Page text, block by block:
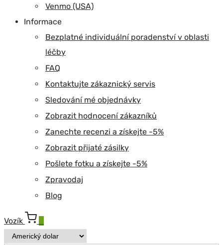
Venmo (USA)
Informace
Bezplatné individuální poradenství v oblasti
léčby
FAQ
Kontaktujte zákaznický servis
Sledování mé objednávky
Zobrazit hodnocení zákazníků
Zanechte recenzi a získejte -5%
Zobrazit přijaté zásilky
Pošlete fotku a získejte -5%
Zpravodaj
Blog
Vozík